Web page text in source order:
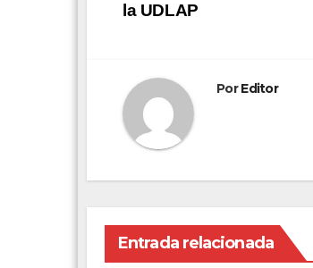
de
la UDLAP
PorEditor
Entrada relacionada